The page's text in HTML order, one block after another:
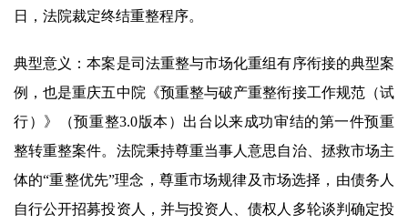
日，法院裁定终结重整程序。
典型意义：本案是司法重整与市场化重组有序衔接的典型案
例，也是重庆五中院《预重整与破产重整衔接工作规范（试
行）》（预重整3.0版本）出台以来成功审结的第一件预重
整转重整案件。法院秉持尊重当事人意思自治、拯救市场主
体的“重整优先”理念，尊重市场规律及市场选择，由债务人
自行公开招募投资人，并与投资人、债权人多轮谈判确定投